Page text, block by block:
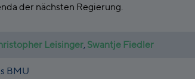
der nächsten Regierung.
Leisinger Swantje Fiedler
BMU